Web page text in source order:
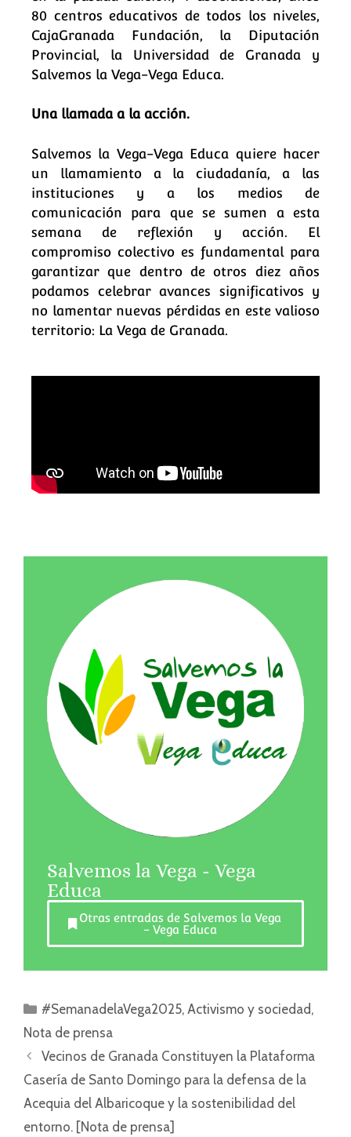
80 centros educativos de todos los niveles,
CajaGranada Fundación, la Diputación
Provincial, la Universidad de Granada y
Salvemos la Vega-Vega Educa.
Una llamada a la acción.
Salvemos la Vega-Vega Educa quiere hacer
un llamamiento a la ciudadanía, a las
instituciones y a los medios de
comunicación para que se sumen a esta
semana de reflexión y acción. El
compromiso colectivo es fundamental para
garantizar que dentro de otros diez años
podamos celebrar avances significativos y
no lamentar nuevas pérdidas en este valioso
territorio: La Vega de Granada.
Salvemos la Vega - Vega
Educa
Otras entradas de Salvemos la Vega
- Vega Educa
#SemanadelaVega2025,Activismo y sociedad,
Nota de prensa
Vecinos de Granada Constituyen la Plataforma
Casería de Santo Domingo para la defensa de la
Acequia del Albaricoque y la sostenibilidad del
entorno. [Nota de prensa]